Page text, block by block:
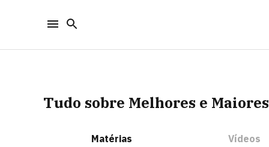
Tudo sobre Melhores e Maiores
Matérias Vídeos